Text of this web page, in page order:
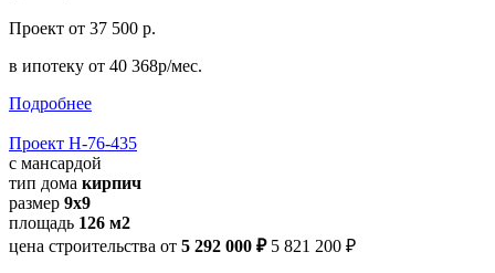
Проект от 37 500 р.
в ипотеку от 40 368р/мес.
Подробнее
Проект Н-76-435
с мансардой
тип дома кирпич
размер 9х9
площадь 126 м2
цена строительства от 5 292 000 ₽ 5 821 200 ₽